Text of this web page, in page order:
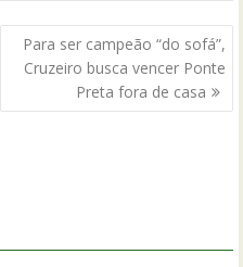
Para ser campeão “do sofá”,
Cruzeiro busca vencer Ponte
Preta fora de casa